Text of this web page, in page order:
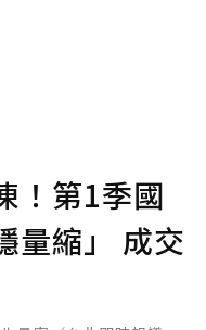
！第1季國
量縮」 成交